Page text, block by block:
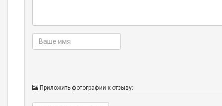
Приложить фотографии к отзыву: